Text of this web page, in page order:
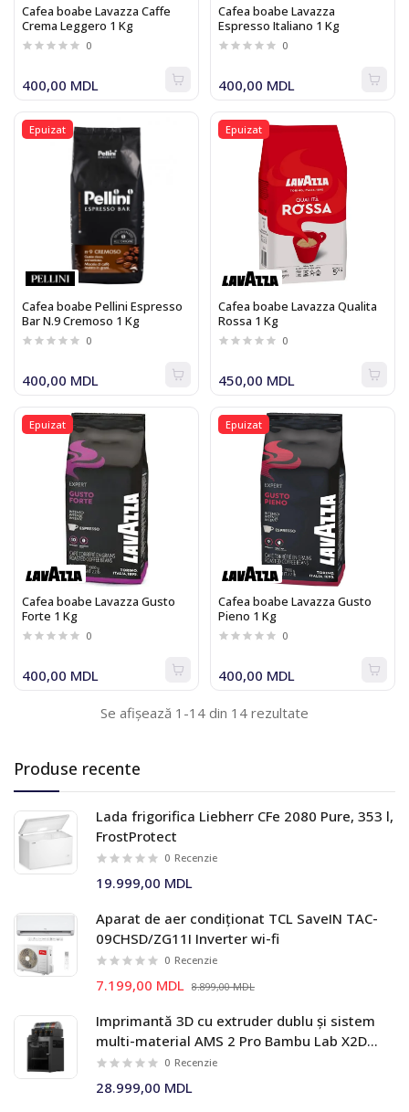
Produse recente
Lada frigorifica Liebherr CFe 2080 Pure, 353 l,
FrostProtect
0 Recenzie
19.999,00 MDL
Aparat de aer condiționat TCL SaveIN TAC-
09CHSD/ZG11I Inverter wi-fi
0 Recenzie
7.199,00 MDL 8.899,00 MDL
Imprimantă 3D cu extruder dublu și sistem
multi-material AMS 2 Pro Bambu Lab X2D
Combo
0 Recenzie
28.999,00 MDL
Cafea boabe Lavazza Caffe
Crema Leggero 1 Kg
0
400,00 MDL
Cafea boabe Lavazza
Espresso Italiano 1 Kg
0
400,00 MDL
Epuizat
Cafea boabe Pellini Espresso
Bar N.9 Cremoso 1 Kg
0
400,00 MDL
Epuizat
Cafea boabe Lavazza Qualita
Rossa 1 Kg
0
450,00 MDL
Epuizat
Cafea boabe Lavazza Gusto
Forte 1 Kg
0
400,00 MDL
Epuizat
Cafea boabe Lavazza Gusto
Pieno 1 Kg
0
400,00 MDL
Se afișează 1-14 din 14 rezultate